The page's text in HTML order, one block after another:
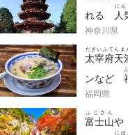
れる 人
にん
神奈川
かながわ
「
神奈川県
太宰府天
だざいふてんま
ンなど
楽
たの
しむ
福岡県
富士山
ふじさん
や
にほ